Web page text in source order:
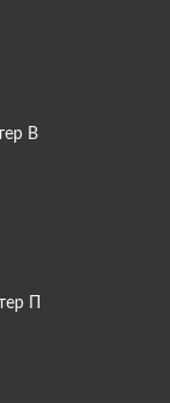
В
П